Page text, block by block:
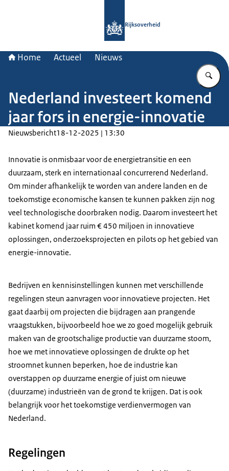
Rijksoverheid
Home Actueel Nieuws
Nederland investeert komend
jaar fors in energie-innovatie
Nieuwsbericht18-12-2025 | 13:30
Innovatie is onmisbaar voor de energietransitie en een
duurzaam, sterk en internationaal concurrerend Nederland.
Om minder afhankelijk te worden van andere landen en de
toekomstige economische kansen te kunnen pakken zijn nog
veel technologische doorbraken nodig. Daarom investeert het
kabinet komend jaar ruim € 450 miljoen in innovatieve
oplossingen, onderzoeksprojecten en pilots op het gebied van
energie-innovatie.
Bedrijven en kennisinstellingen kunnen met verschillende
regelingen steun aanvragen voor innovatieve projecten. Het
gaat daarbij om projecten die bijdragen aan prangende
vraagstukken, bijvoorbeeld hoe we zo goed mogelijk gebruik
maken van de grootschalige productie van duurzame stoom,
hoe we met innovatieve oplossingen de drukte op het
stroomnet kunnen beperken, hoe de industrie kan
overstappen op duurzame energie of juist om nieuwe
(duurzame) industrieën van de grond te krijgen. Dat is ook
belangrijk voor het toekomstige verdienvermogen van
Nederland.
Regelingen